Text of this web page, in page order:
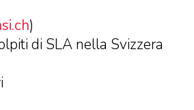
)
di SLA nella Svizzera